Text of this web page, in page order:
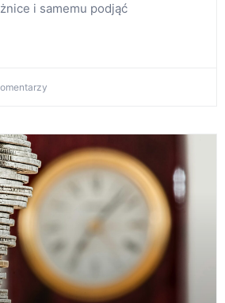
i samemu podjąć